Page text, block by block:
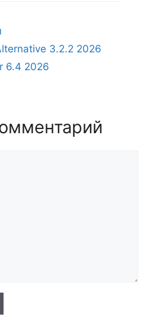
3.2.2 2026
6.4 2026